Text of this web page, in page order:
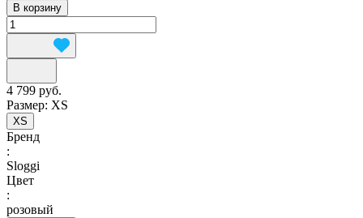
В корзину
4 799 руб.
Размер: XS
XS
Бренд
:
Sloggi
Цвет
:
розовый